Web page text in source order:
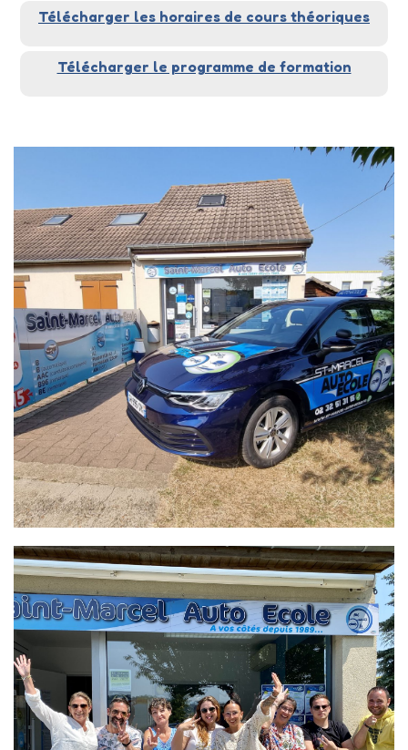
Télécharger les horaires de cours théoriques
Télécharger le programme de formation